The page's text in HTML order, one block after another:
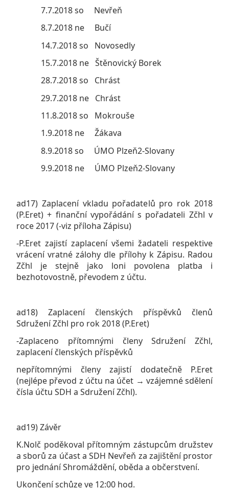
7.7.2018 so Nevřeň
8.7.2018 ne Bučí
14.7.2018 so Novosedly
15.7.2018 ne Štěnovický Borek
28.7.2018 so Chrást
29.7.2018 ne Chrást
11.8.2018 so Mokrouše
1.9.2018 ne Žákava
8.9.2018 so ÚMO Plzeň2-Slovany
9.9.2018 ne ÚMO Plzeň2-Slovany
ad17) Zaplacení vkladu pořadatelů pro rok 2018
(P.Eret) + finanční vypořádání s pořadateli Zčhl v
roce 2017 (-viz příloha Zápisu)
-P.Eret zajistí zaplacení všemi žadateli respektive
vrácení vratné zálohy dle přílohy k Zápisu. Radou
Zčhl je stejně jako loni povolena platba i
bezhotovostně, převodem z účtu.
ad18) Zaplacení členských příspěvků členů
Sdružení Zčhl pro rok 2018 (P.Eret)
-Zaplaceno přítomnými členy Sdružení Zčhl,
zaplacení členských příspěvků
nepřítomnými členy zajistí dodatečně P.Eret
(nejlépe převod z účtu na účet → vzájemné sdělení
čísla účtu SDH a Sdružení Zčhl).
ad19) Závěr
K.Nolč poděkoval přítomným zástupcům družstev
a sborů za účast a SDH Nevřeň za zajištění prostor
pro jednání Shromáždění, oběda a občerstvení.
Ukončení schůze ve 12:00 hod.